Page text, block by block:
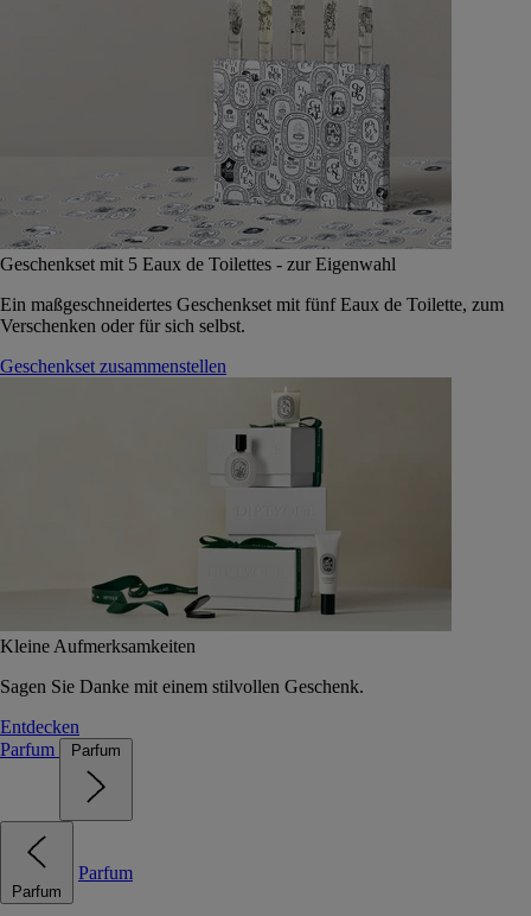
Geschenkset mit 5 Eaux de Toilettes - zur Eigenwahl
Ein maßgeschneidertes Geschenkset mit fünf Eaux de Toilette, zum
Verschenken oder für sich selbst.
Geschenkset zusammenstellen
Kleine Aufmerksamkeiten
Sagen Sie Danke mit einem stilvollen Geschenk.
Entdecken
Parfum
Parfum
Parfum
Parfum